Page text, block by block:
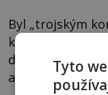
Byl „trojským
korporací a
druhou
agentem s
Tyto